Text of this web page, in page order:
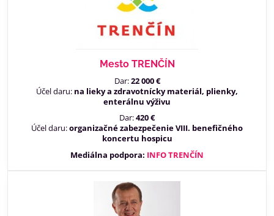
Mesto TRENČÍN
Dar:22 000 €
Účel daru: na lieky a zdravotnícky materiál, plienky,
enterálnu výživu
Dar:420 €
Účel daru:organizačné zabezpečenie VIII. benefičného
koncertu hospicu
Mediálna podpora: INFO TRENČÍN